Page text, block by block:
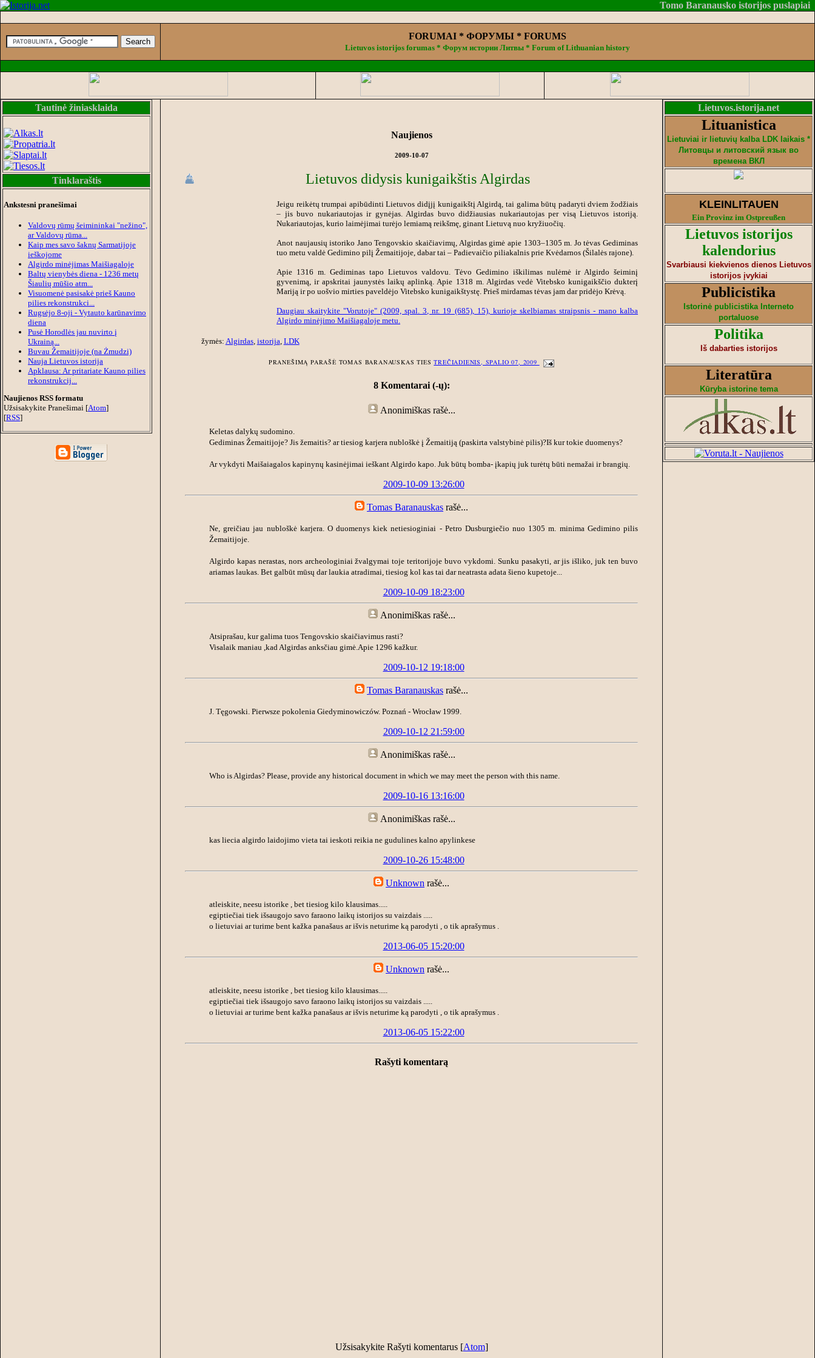
Tomo Baranausko istorijos puslapiai
FORUMAI * ФОРУМЫ * FORUMS
Lietuvos istorijos forumas * Форум истории Литвы * Forum of Lithuanian history
Tautinė žiniasklaida
Tinklaraštis
Ankstesni pranešimai
Valdovų rūmų šeimininkai "nežino",
ar Valdovų rūma...
Kaip mes savo šaknų Sarmatijoje
ieškojome
Algirdo minėjimas Maišiagaloje
Baltų vienybės diena - 1236 metų
Šiaulių mūšio atm...
Visuomenė pasisakė prieš Kauno
pilies rekonstrukci...
Rugsėjo 8-oji - Vytauto karūnavimo
diena
Pusė Horodlės jau nuvirto į
Ukrainą...
Buvau Žemaitijoje (na Żmudzi)
Nauja Lietuvos istorija
Apklausa: Ar pritariate Kauno pilies
rekonstrukcij...
Naujienos RSS formatu
Užsisakykite Pranešimai [Atom]
[RSS]
Naujienos
2009-10-07
Lietuvos didysis kunigaikštis Algirdas
Jeigu reikėtų trumpai apibūdinti Lietuvos didįjį kunigaikštį Algirdą, tai galima būtų padaryti dviem žodžiais
– jis buvo nukariautojas ir gynėjas. Algirdas buvo didžiausias nukariautojas per visą Lietuvos istoriją.
Nukariautojas, kurio laimėjimai turėjo lemiamą reikšmę, ginant Lietuvą nuo kryžiuočių.
Anot naujausių istoriko Jano Tengovskio skaičiavimų, Algirdas gimė apie 1303–1305 m. Jo tėvas Gediminas
tuo metu valdė Gedimino pilį Žemaitijoje, dabar tai – Padievaičio piliakalnis prie Kvėdarnos (Šilalės rajone).
Apie 1316 m. Gediminas tapo Lietuvos valdovu. Tėvo Gedimino iškilimas nulėmė ir Algirdo šeiminį
gyvenimą, ir apskritai jaunystės laikų aplinką. Apie 1318 m. Algirdas vedė Vitebsko kunigaikščio dukterį
Mariją ir po uošvio mirties paveldėjo Vitebsko kunigaikštystę. Prieš mirdamas tėvas jam dar pridėjo Krėvą.
Daugiau skaitykite "Vorutoje" (2009, spal. 3, nr. 19 (685), 15), kurioje skelbiamas straipsnis - mano kalba
Algirdo minėjimo Maišiagaloje metu.
žymės: Algirdas, istorija, LDK
PRANEŠIMĄ PARAŠĖ TOMAS BARANAUSKAS TIESTREČIADIENIS, SPALIO 07, 2009
8 Komentarai (-ų):
Anonimiškasrašė...
Keletas dalykų sudomino.
Gediminas Žemaitijoje? Jis žemaitis? ar tiesiog karjera nubloškė į Žemaitiją (paskirta valstybinė pilis)?Iš kur tokie duomenys?
Ar vykdyti Maišaiagalos kapinynų kasinėjimai ieškant Algirdo kapo. Juk būtų bomba- įkapių juk turėtų būti nemažai ir brangių.
2009-10-09 13:26:00
Tomas Baranauskas rašė...
Ne, greičiau jau nubloškė karjera. O duomenys kiek netiesioginiai - Petro Dusburgiečio nuo 1305 m. minima Gedimino pilis
Žemaitijoje.
Algirdo kapas nerastas, nors archeologiniai žvalgymai toje teritorijoje buvo vykdomi. Sunku pasakyti, ar jis išliko, juk ten buvo
ariamas laukas. Bet galbūt mūsų dar laukia atradimai, tiesiog kol kas tai dar neatrasta adata šieno kupetoje...
2009-10-09 18:23:00
Anonimiškasrašė...
Atsiprašau, kur galima tuos Tengovskio skaičiavimus rasti?
Visalaik maniau ,kad Algirdas anksčiau gimė.Apie 1296 kažkur.
2009-10-12 19:18:00
Tomas Baranauskas rašė...
J. Tęgowski. Pierwsze pokolenia Giedyminowiczów. Poznań - Wrocław 1999.
2009-10-12 21:59:00
Anonimiškasrašė...
Who is Algirdas? Please, provide any historical document in which we may meet the person with this name.
2009-10-16 13:16:00
Anonimiškasrašė...
kas liecia algirdo laidojimo vieta tai ieskoti reikia ne gudulines kalno apylinkese
2009-10-26 15:48:00
Unknown rašė...
atleiskite, neesu istorike , bet tiesiog kilo klausimas.....
egiptiečiai tiek išsaugojo savo faraono laikų istorijos su vaizdais .....
o lietuviai ar turime bent kažka panašaus ar išvis neturime ką parodyti , o tik aprašymus .
2013-06-05 15:20:00
Unknown rašė...
atleiskite, neesu istorike , bet tiesiog kilo klausimas.....
egiptiečiai tiek išsaugojo savo faraono laikų istorijos su vaizdais .....
o lietuviai ar turime bent kažka panašaus ar išvis neturime ką parodyti , o tik aprašymus .
2013-06-05 15:22:00
Rašyti komentarą
Užsisakykite Rašyti komentarus [Atom]
Lietuvos.istorija.net
Lituanistica
Lietuviai ir lietuvių kalba LDK laikais *
Литовцы и литовский язык во
времена ВКЛ
KLEINLITAUEN
Ein Provinz im Ostpreußen
Lietuvos istorijos
kalendorius
Svarbiausi kiekvienos dienos Lietuvos
istorijos įvykiai
Publicistika
Istorinė publicistika Interneto
portaluose
Politika
Iš dabarties istorijos
Literatūra
Kūryba istorine tema